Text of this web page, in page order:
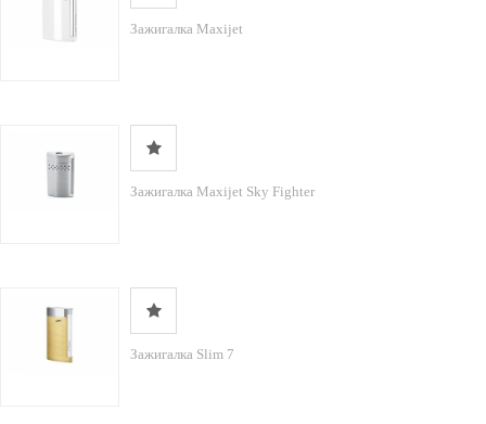
Зажигалка Maxijet
Зажигалка Maxijet Sky Fighter
Зажигалка Slim 7